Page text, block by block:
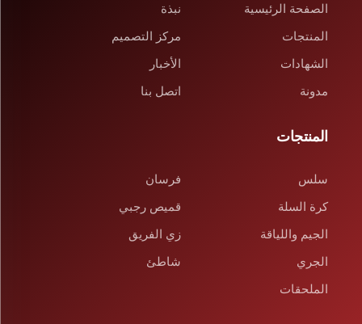
الصفحة الرئيسية
نبذة
المنتجات
مركز التصميم
الشهادات
الأخبار
مدونة
اتصل بنا
المنتجات
سلس
فرسان
كرة السلة
قميص رجبي
الجيم واللياقة
زي الفريق
الجري
شاطئ
الملحقات